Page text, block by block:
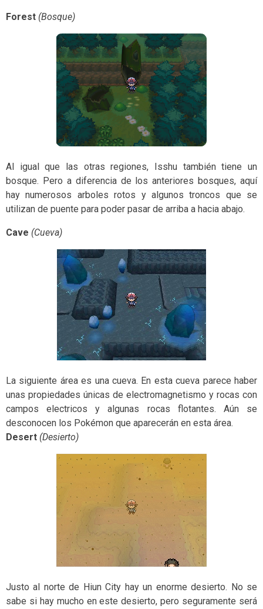
Forest (Bosque)
Al igual que las otras regiones, Isshu también tiene un
bosque. Pero a diferencia de los anteriores bosques, aquí
hay numerosos arboles rotos y algunos troncos que se
utilizan de puente para poder pasar de arriba a hacia abajo.
Cave (Cueva)
La siguiente área es una cueva. En esta cueva parece haber
unas propiedades únicas de electromagnetismo y rocas con
campos electricos y algunas rocas flotantes. Aún se
desconocen los Pokémon que aparecerán en esta área.
Desert (Desierto)
Justo al norte de Hiun City hay un enorme desierto. No se
sabe si hay mucho en este desierto, pero seguramente será